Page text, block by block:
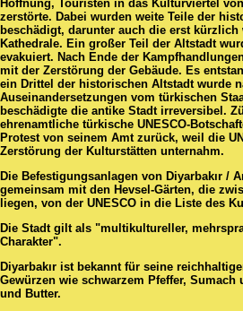
Hoffnung, Touristen in das Kulturviertel
zerstörte. Dabei wurden weite Teile der
beschädigt, darunter auch die erst kürzlich
Kathedrale. Ein großer Teil der Altstadt
evakuiert. Nach Ende der
mit der Zerstörung der Gebäude. Es
ein Drittel der historischen Altstadt wurde
Auseinandersetzungen vom türkischen
beschädigte die antike Stadt irreversibel.
ehrenamtliche türkische UNESCO-
Protest von seinem Amt zurück, weil die
Zerstörung der Kulturstätten unternahm.
Die Befestigungsanlagen von Diyarbakır /
gemeinsam mit den Hevsel-Gärten, die
liegen, von der UNESCO in die Liste des
Die Stadt gilt als "multikultureller,
Charakter".
Diyarbakır ist bekannt für seine
Gewürzen wie schwarzem Pfeffer,
und Butter.